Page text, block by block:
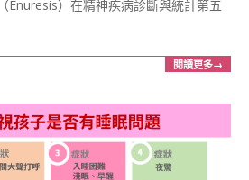
Enuresis）在精神疾病診斷與統計第五
閱讀更多→